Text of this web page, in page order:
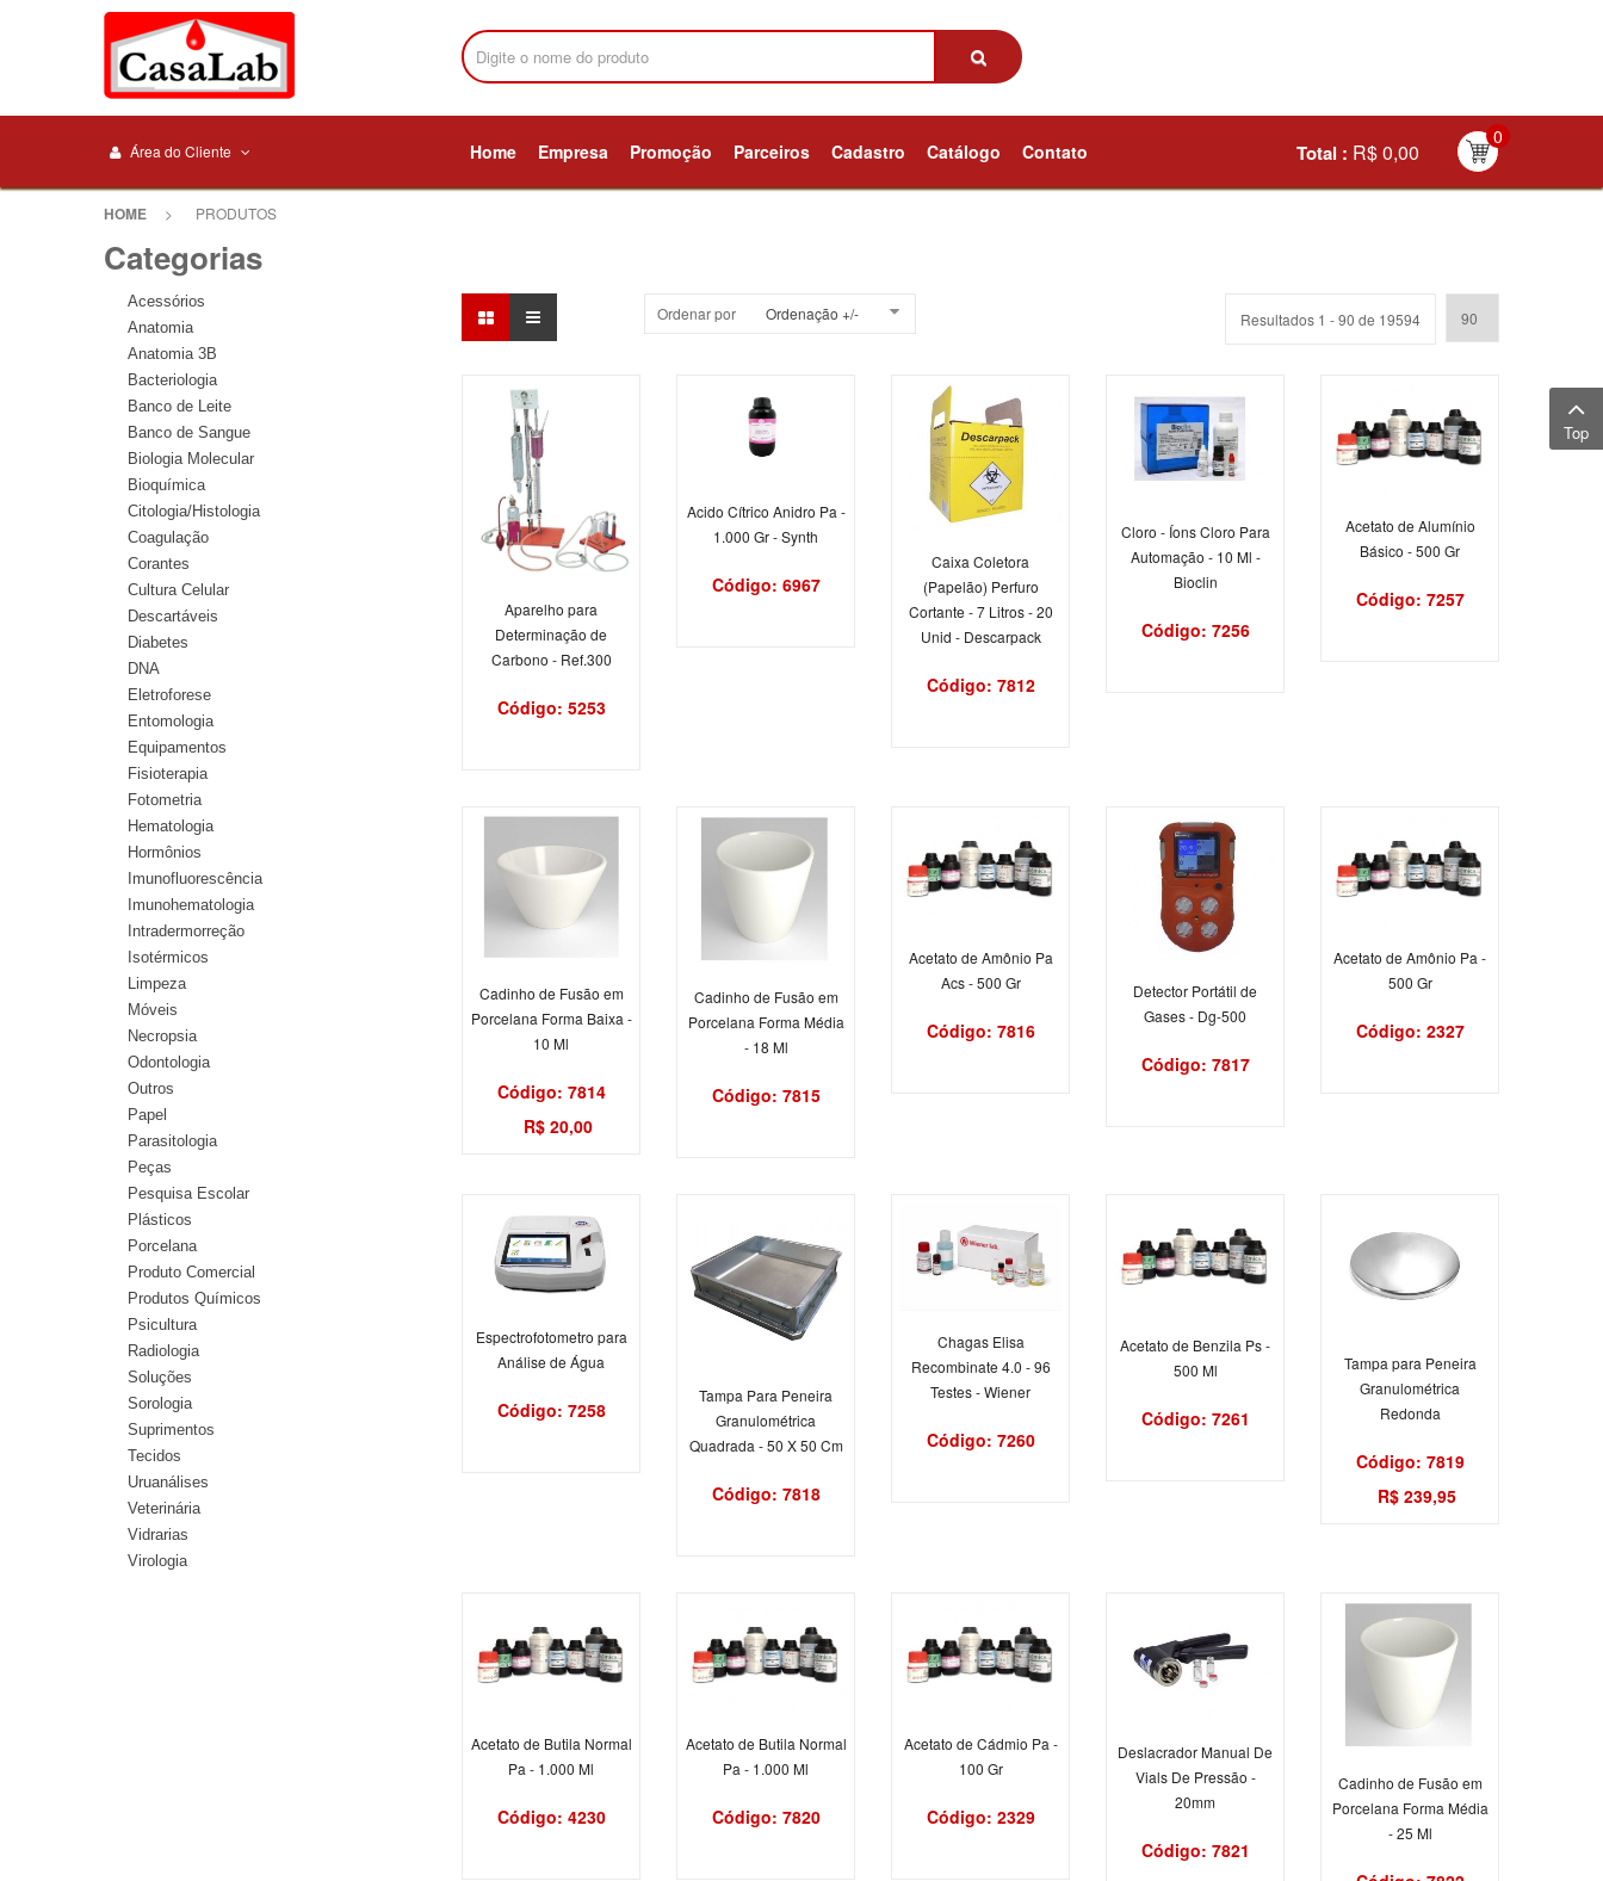
Área do Cliente Home Empresa Promoção Parceiros Cadastro Catálogo Contato
0
Total : R$ 0,00
HOME > PRODUTOS
Ordenar por Ordenação +/- Resultados 1 - 90 de 19594
Aparelho para
Determinação de
Carbono - Ref.300
Código: 5253
Acido Cítrico Anidro Pa -
1.000 Gr - Synth
Código: 6967
Caixa Coletora
(Papelão) Perfuro
Cortante - 7 Litros - 20
Unid - Descarpack
Código: 7812
Cloro - Íons Cloro Para
Automação - 10 Ml -
Bioclin
Código: 7256
Acetato de Alumínio
Básico - 500 Gr
Código: 7257
Cadinho de Fusão em
Porcelana Forma Baixa -
10 Ml
Código: 7814
R$ 20,00
Cadinho de Fusão em
Porcelana Forma Média
- 18 Ml
Código: 7815
Acetato de Amônio Pa
Acs - 500 Gr
Código: 7816
Detector Portátil de
Gases - Dg-500
Código: 7817
Acetato de Amônio Pa -
500 Gr
Código: 2327
Espectrofotometro para
Análise de Água
Código: 7258
Tampa Para Peneira
Granulométrica
Quadrada - 50 X 50 Cm
Código: 7818
Chagas Elisa
Recombinate 4.0 - 96
Testes - Wiener
Código: 7260
Acetato de Benzila Ps -
500 Ml
Código: 7261
Tampa para Peneira
Granulométrica
Redonda
Código: 7819
R$ 239,95
Acetato de Butila Normal
Pa - 1.000 Ml
Código: 4230
Acetato de Butila Normal
Pa - 1.000 Ml
Código: 7820
Acetato de Cádmio Pa -
100 Gr
Código: 2329
Deslacrador Manual De
Vials De Pressão -
20mm
Código: 7821
Cadinho de Fusão em
Porcelana Forma Média
- 25 Ml
Categorias
Acessórios
Anatomia
Anatomia 3B
Bacteriologia
Banco de Leite
Banco de Sangue
Biologia Molecular
Bioquímica
Citologia/Histologia
Coagulação
Corantes
Cultura Celular
Descartáveis
Diabetes
DNA
Eletroforese
Entomologia
Equipamentos
Fisioterapia
Fotometria
Hematologia
Hormônios
Imunofluorescência
Imunohematologia
Intradermorreção
Isotérmicos
Limpeza
Móveis
Necropsia
Odontologia
Outros
Papel
Parasitologia
Peças
Pesquisa Escolar
Plásticos
Porcelana
Produto Comercial
Produtos Químicos
Psicultura
Radiologia
Soluções
Sorologia
Suprimentos
Tecidos
Uruanálises
Veterinária
Vidrarias
Virologia
Top